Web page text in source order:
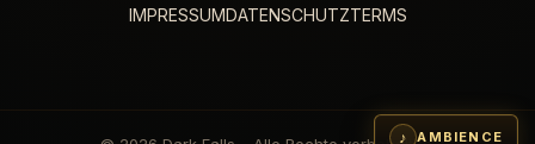
IMPRESSUMDATENSCHUTZTERMS
♪ AMBIENCE